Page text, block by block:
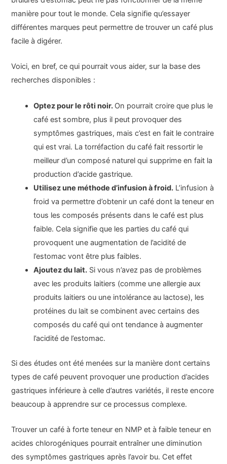
manière pour tout le monde. Cela signifie qu’essayer
différentes marques peut permettre de trouver un café plus
facile à digérer.
Voici, en bref, ce qui pourrait vous aider, sur la base des
recherches disponibles :
Optez pour le rôti noir. On pourrait croire que plus le
café est sombre, plus il peut provoquer des
symptômes gastriques, mais c’est en fait le contraire
qui est vrai. La torréfaction du café fait ressortir le
meilleur d’un composé naturel qui supprime en fait la
production d’acide gastrique.
Utilisez une méthode d’infusion à froid. L’infusion à
froid va permettre d’obtenir un café dont la teneur en
tous les composés présents dans le café est plus
faible. Cela signifie que les parties du café qui
provoquent une augmentation de l’acidité de
l’estomac vont être plus faibles.
Ajoutez du lait. Si vous n’avez pas de problèmes
avec les produits laitiers (comme une allergie aux
produits laitiers ou une intolérance au lactose), les
protéines du lait se combinent avec certains des
composés du café qui ont tendance à augmenter
l’acidité de l’estomac.
Si des études ont été menées sur la manière dont certains
types de café peuvent provoquer une production d’acides
gastriques inférieure à celle d’autres variétés, il reste encore
beaucoup à apprendre sur ce processus complexe.
Trouver un café à forte teneur en NMP et à faible teneur en
acides chlorogéniques pourrait entraîner une diminution
des symptômes gastriques après l’avoir bu. Cet effet